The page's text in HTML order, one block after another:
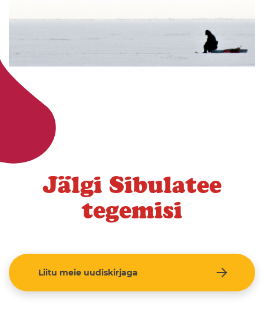
Jälgi Sibulatee
tegemisi
Liitu meie uudiskirjaga